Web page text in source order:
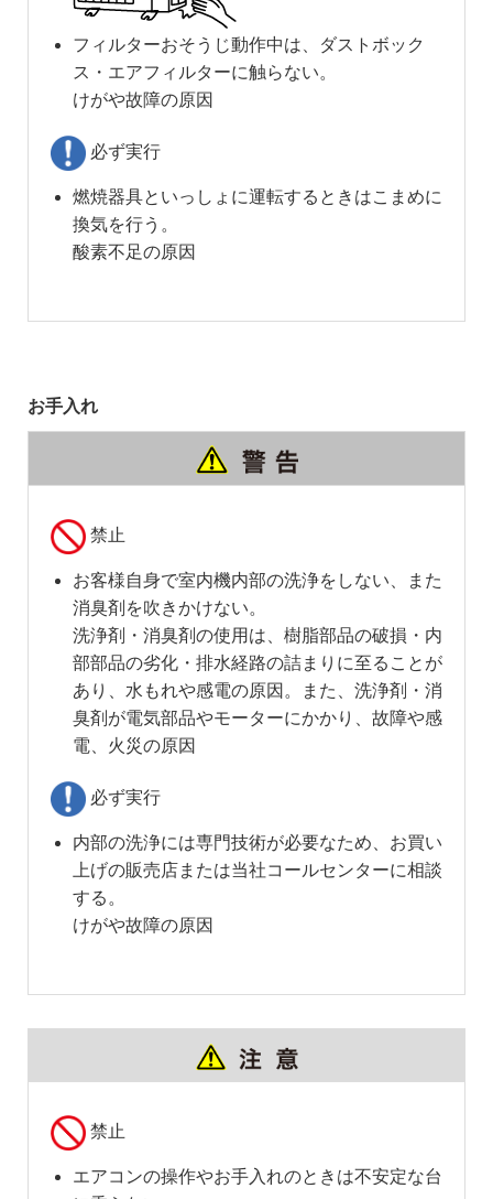
フィルターおそうじ動作中は、ダストボック
ス・エアフィルターに触らない。
けがや故障の原因
必ず実行
燃焼器具といっしょに運転するときはこまめに
換気を行う。
酸素不足の原因
お手入れ
禁止
お客様自身で室内機内部の洗浄をしない、また
消臭剤を吹きかけない。
洗浄剤・消臭剤の使用は、樹脂部品の破損・内
部部品の劣化・排水経路の詰まりに至ることが
あり、水もれや感電の原因。また、洗浄剤・消
臭剤が電気部品やモーターにかかり、故障や感
電、火災の原因
必ず実行
内部の洗浄には専門技術が必要なため、お買い
上げの販売店または当社コールセンターに相談
する。
けがや故障の原因
禁止
エアコンの操作やお手入れのときは不安定な台